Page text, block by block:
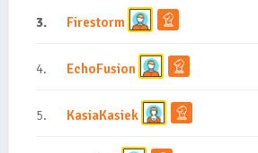
3. Firestorm
4. EchoFusion
5. KasiaKasiek